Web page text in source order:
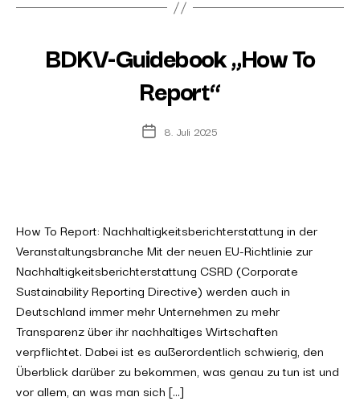
BDKV-Guidebook „How To
Report“
Post8. Juli 2025
How To Report: Nachhaltigkeitsberichterstattung in der
Veranstaltungsbranche Mit der neuen EU-Richtlinie zur
Nachhaltigkeitsberichterstattung CSRD (Corporate
Sustainability Reporting Directive) werden auch in
Deutschland immer mehr Unternehmen zu mehr
Transparenz über ihr nachhaltiges Wirtschaften
verpflichtet. Dabei ist es außerordentlich schwierig, den
Überblick darüber zu bekommen, was genau zu tun ist und
vor allem, an was man sich […]